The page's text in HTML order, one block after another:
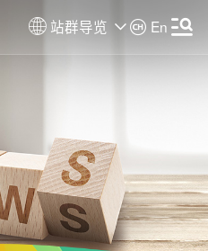
站群导览 En